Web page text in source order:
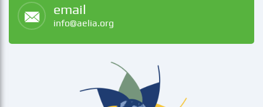
email
info@aelia.org